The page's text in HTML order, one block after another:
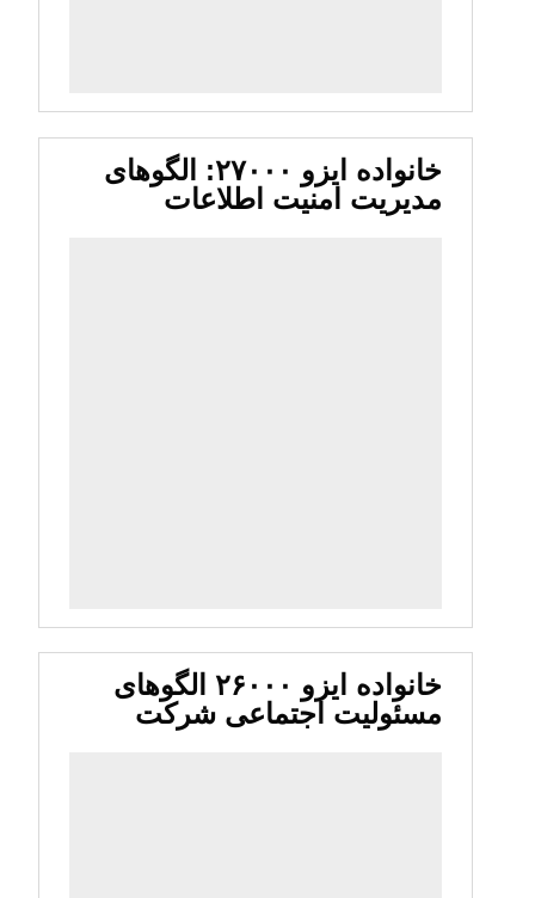
خانواده ایزو ۲۷۰۰۰: الگوهای
مدیریت امنیت اطلاعات
خانواده ایزو ۲۶۰۰۰ الگوهای
مسئولیت اجتماعی شرکت